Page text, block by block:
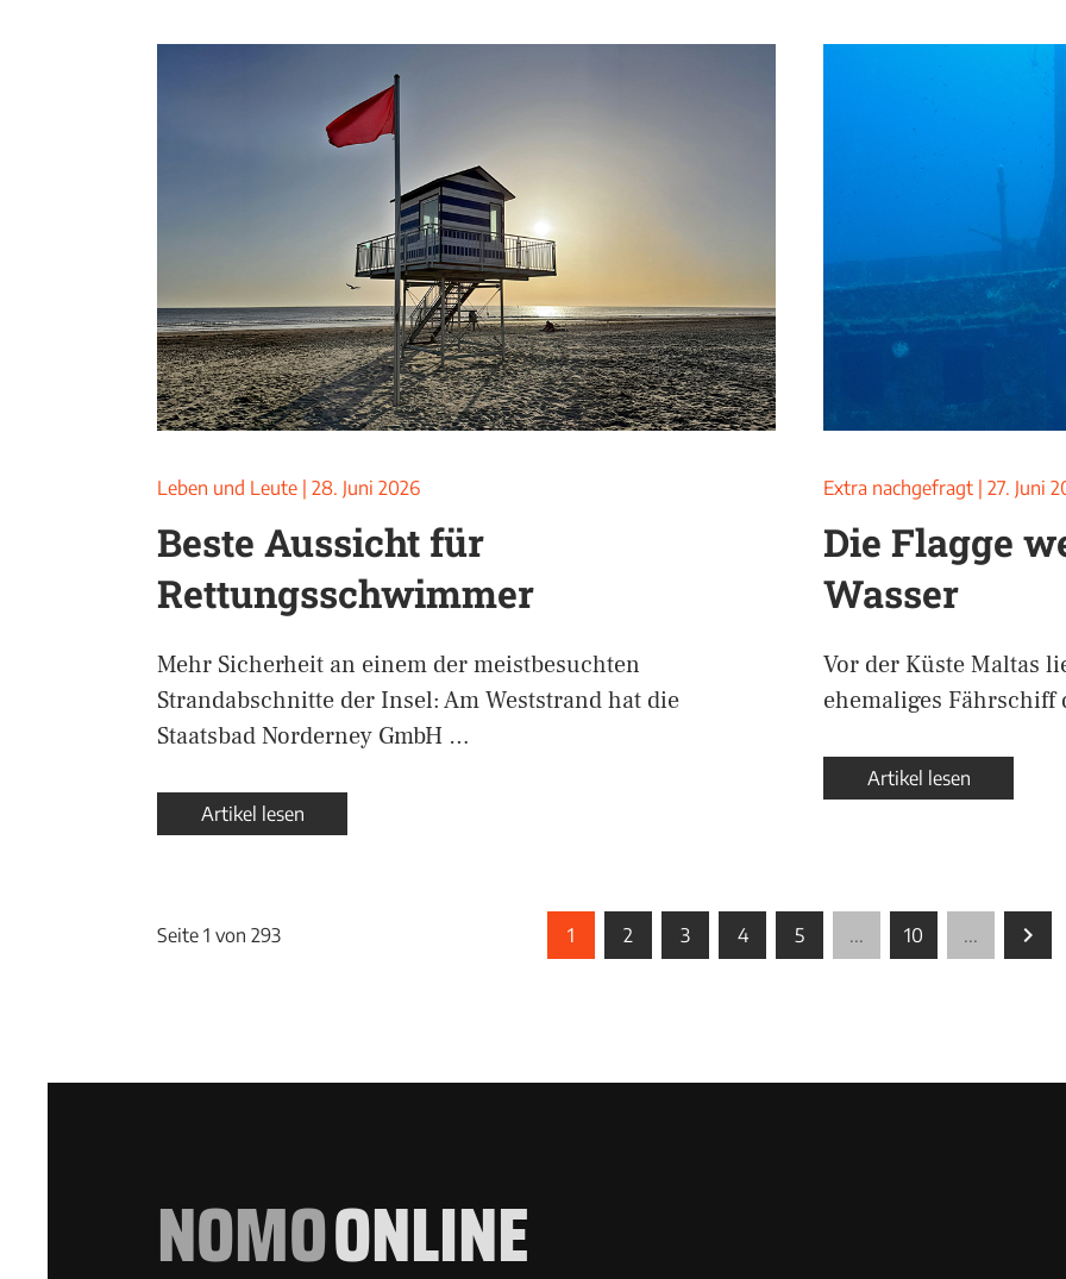
Leben und Leute 28. Juni 2026
Beste Aussicht für
Rettungsschwimmer
Mehr Sicherheit an einem der meistbesuchten
Strandabschnitte der Insel: Am Weststrand hat die
Staatsbad Norderney GmbH …
Artikel lesen
Extra nachgefragt 27. Juni
Die Flagge
Wasser
Vor der Küste Maltas
ehemaliges
Artikel lesen
Seite 1 von 293 1 2 3 4 5 ... 10 ...
NOMOONLINE